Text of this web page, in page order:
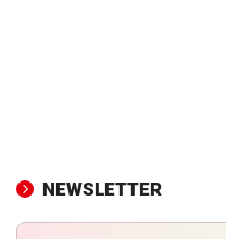
NEWSLETTER